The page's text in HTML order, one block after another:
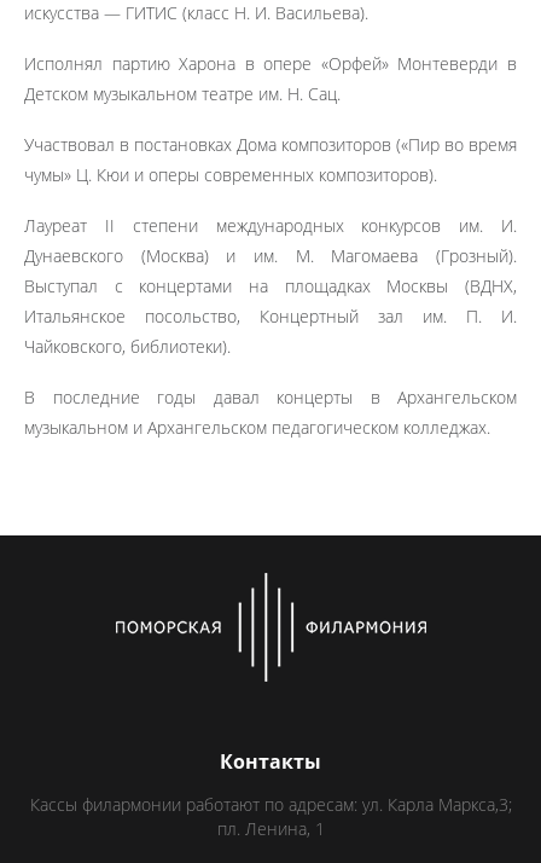
искусства — ГИТИС (класс Н. И. Васильева).
Исполнял партию Харона в опере «Орфей» Монтеверди в
Детском музыкальном театре им. Н. Сац.
Участвовал в постановках Дома композиторов («Пир во время
чумы» Ц. Кюи и оперы современных композиторов).
Лауреат II степени международных конкурсов им. И.
Дунаевского (Москва) и им. М. Магомаева (Грозный).
Выступал с концертами на площадках Москвы (ВДНХ,
Итальянское посольство, Концертный зал им. П. И.
Чайковского, библиотеки).
В последние годы давал концерты в Архангельском
музыкальном и Архангельском педагогическом колледжах.
Контакты
Кассы филармонии работают по адресам: ул. Карла Маркса,3;
пл. Ленина, 1